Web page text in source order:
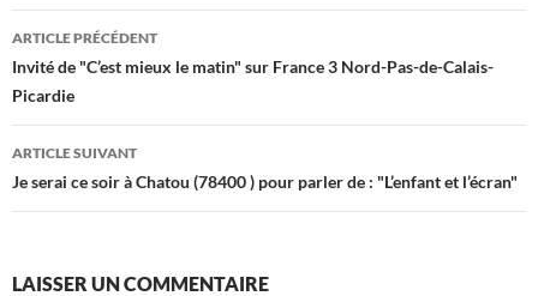
Navigation
des
articles
ARTICLE PRÉCÉDENT
Invité de "C’est mieux le matin" sur France 3 Nord-Pas-de-Calais-
Picardie
ARTICLE SUIVANT
Je serai ce soir à Chatou (78400 ) pour parler de : "L’enfant et l’écran"
LAISSER UN COMMENTAIRE